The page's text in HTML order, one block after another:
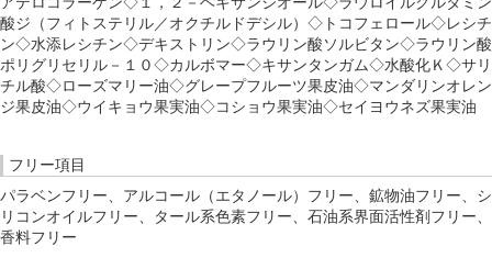
酸ジ（フィトステリル／オクチルドデシル）◇トコフェロール◇レシチ
ン◇水添レシチン◇デキストリン◇ラウリン酸ソルビタン◇ラウリン酸
ポリグリセリル－１０◇カルボマー◇キサンタンガム◇水酸化Ｋ◇サリ
チル酸◇ローズマリー油◇グレープフルーツ果皮油◇マンダリンオレン
ジ果皮油◇ウイキョウ果実油◇コショウ果実油◇セイヨウネズ果実油
フリー項目
パラベンフリー、アルコール（エタノール）フリー、鉱物油フリー、シ
リコンオイルフリー、タール系色素フリー、石油系界面活性剤フリー、
香料フリー